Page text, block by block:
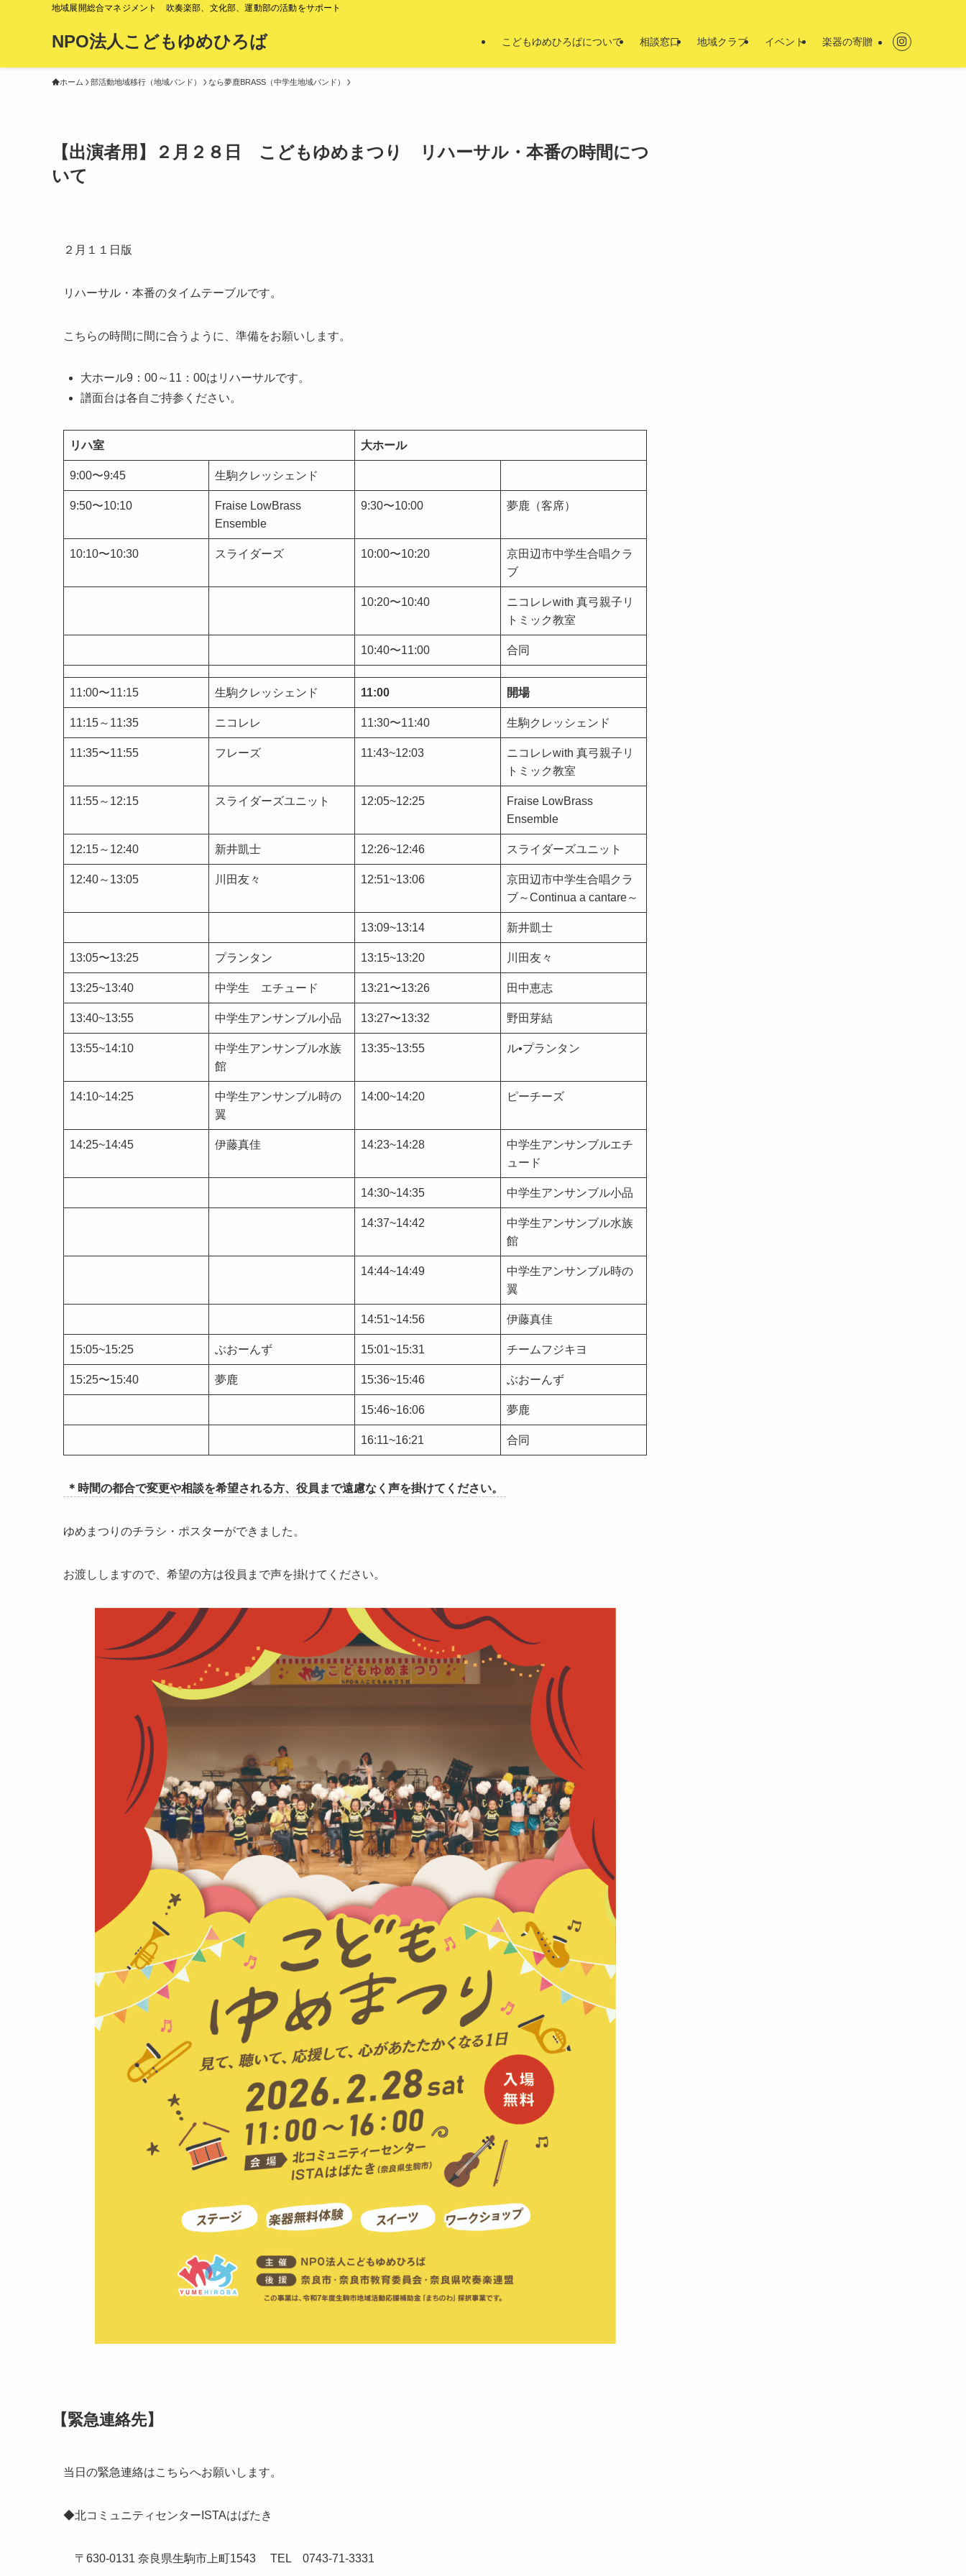
地域展開総合マネジメント 吹奏楽部、文化部、運動部の活動をサポート
NPO法人こどもゆめひろば こどもゆめひろばについて 相談窓口 地域クラブ イベント 楽器の寄贈
ホーム 部活動地域移行（地域バンド） なら夢鹿BRASS（中学生地域バンド）
【出演者用】２月２８日 こどもゆめまつり リハーサル・本番の時間につ
いて
２月１１日版
リハーサル・本番のタイムテーブルです。
こちらの時間に間に合うように、準備をお願いします。
大ホール9：00～11：00はリハーサルです。
譜面台は各自ご持参ください。
リハ室 大ホール
9:00〜9:45 生駒クレッシェンド
9:50〜10:10
Fraise LowBrass
Ensemble
9:30〜10:00 夢鹿（客席）
10:10〜10:30 スライダーズ 10:00〜10:20
京田辺市中学生合唱クラ
ブ
10:20〜10:40
ニコレレwith 真弓親子リ
トミック教室
10:40〜11:00 合同
11:00〜11:15 生駒クレッシェンド 11:00 開場
11:15～11:35 ニコレレ 11:30〜11:40 生駒クレッシェンド
11:35〜11:55 フレーズ 11:43~12:03
ニコレレwith 真弓親子リ
トミック教室
11:55～12:15 スライダーズユニット 12:05~12:25
Fraise LowBrass
Ensemble
12:15～12:40 新井凱士 12:26~12:46 スライダーズユニット
12:40～13:05 川田友々 12:51~13:06
京田辺市中学生合唱クラ
ブ～Continua a cantare～
13:09~13:14 新井凱士
13:05〜13:25 プランタン 13:15~13:20 川田友々
13:25~13:40 中学生 エチュード 13:21〜13:26 田中恵志
13:40~13:55 中学生アンサンブル小品 13:27〜13:32 野田芽結
13:55~14:10
中学生アンサンブル水族
館
13:35~13:55 ル•プランタン
14:10~14:25
中学生アンサンブル時の
翼
14:00~14:20 ピーチーズ
14:25~14:45 伊藤真佳 14:23~14:28
中学生アンサンブルエチ
ュード
14:30~14:35 中学生アンサンブル小品
14:37~14:42
中学生アンサンブル水族
館
14:44~14:49
中学生アンサンブル時の
翼
14:51~14:56 伊藤真佳
15:05~15:25 ぶおーんず 15:01~15:31 チームフジキヨ
15:25〜15:40 夢鹿 15:36~15:46 ぶおーんず
15:46~16:06 夢鹿
16:11~16:21 合同
＊時間の都合で変更や相談を希望される方、役員まで遠慮なく声を掛けてください。
ゆめまつりのチラシ・ポスターができました。
お渡ししますので、希望の方は役員まで声を掛けてください。
【緊急連絡先】
当日の緊急連絡はこちらへお願いします。
◆北コミュニティセンターISTAはばたき
〒630-0131 奈良県生駒市上町1543 TEL 0743-71-3331